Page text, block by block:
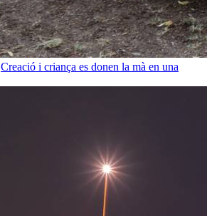
Creació i criança es donen la mà en una